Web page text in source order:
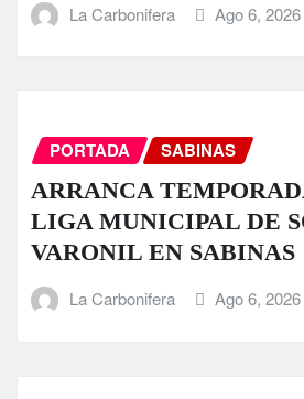
La Carbonifera Ago 6, 2026
PORTADA SABINAS
ARRANCA
LIGA MUNICIPAL DE
VARONIL EN SABINAS
La Carbonifera Ago 6, 2026